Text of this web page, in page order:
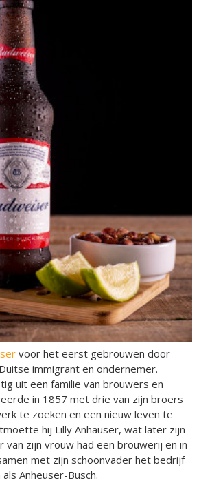
voor het eerst gebrouwen door
immigrant en ondernemer.
uit een familie van brouwers en
in 1857 met drie van zijn broers
te zoeken en een nieuw leven te
hij Lilly Anhauser, wat later zijn
van zijn vrouw had een brouwerij en in
met zijn schoonvader het bedrijf
Anheuser-Busch.